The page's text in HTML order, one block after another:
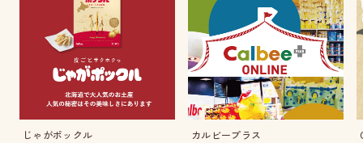
じゃがポックル カルビープラス